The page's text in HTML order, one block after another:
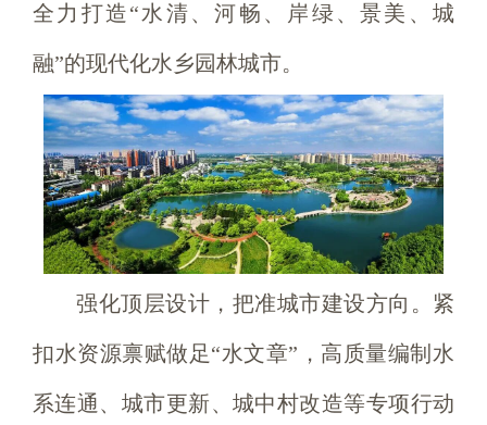
全力打造“水清、河畅、岸绿、景美、城
融”的现代化水乡园林城市。
强化顶层设计，把准城市建设方向。紧
扣水资源禀赋做足“水文章”，高质量编制水
系连通、城市更新、城中村改造等专项行动